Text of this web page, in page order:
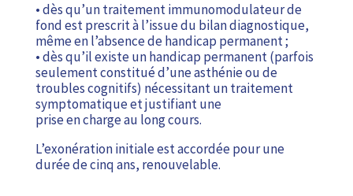
• dès qu’un traitement immunomodulateur de
fond est prescrit à l’issue du bilan diagnostique,
même en l’absence de handicap permanent ;
• dès qu’il existe un handicap permanent (parfois
seulement constitué d’une asthénie ou de
troubles cognitifs) nécessitant un traitement
symptomatique et justifiant une
prise en charge au long cours.
L’exonération initiale est accordée pour une
durée de cinq ans, renouvelable.